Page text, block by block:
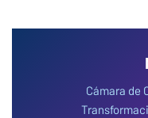
Cámara de